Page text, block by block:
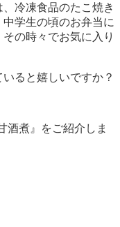
冷凍食品のたこ焼き
学生の頃のお弁当に
の時々でお気に入り
ると嬉しいですか？
酒煮』をご紹介しま